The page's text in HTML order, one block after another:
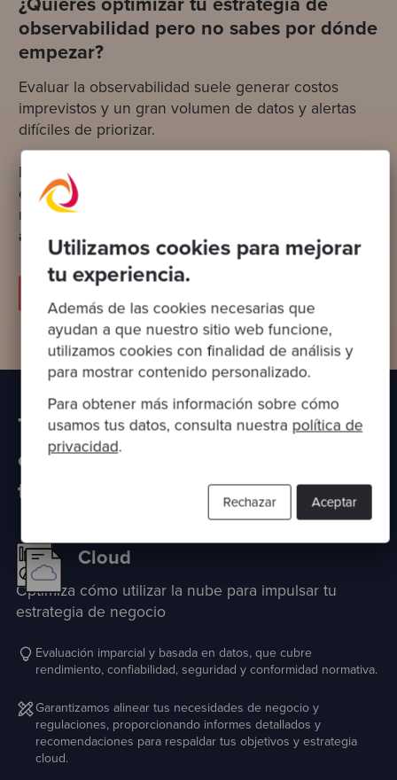
Utilizamos cookies para mejorar
tu experiencia.
Además de las cookies necesarias que
ayudan a que nuestro sitio web funcione,
utilizamos cookies con finalidad de análisis y
para mostrar contenido personalizado.
Para obtener más información sobre cómo
usamos tus datos, consulta nuestra política de
privacidad.
Aceptar
Rechazar
¿Quieres optimizar tu estrategia de
observabilidad pero no sabes por dónde
empezar?
Evaluar la observabilidad suele generar costos
imprevistos y un gran volumen de datos y alertas
difíciles de priorizar.
Existen herramientas que pueden ayudarte, pero
elegir la adecuada y contar con las habilidades
necesarias puede ser un desafío.
ayudarte.
También podemos ayudarte a
evaluar otras áreas de tu
tecnología
Cloud
Optimiza cómo utilizar la nube para impulsar tu
estrategia de negocio
Evaluación imparcial y basada en datos, que cubre
rendimiento, confiabilidad, seguridad y conformidad normativa.
Garantizamos alinear tus necesidades de negocio y
regulaciones, proporcionando informes detallados y
recomendaciones para respaldar tus objetivos y estrategia
cloud.